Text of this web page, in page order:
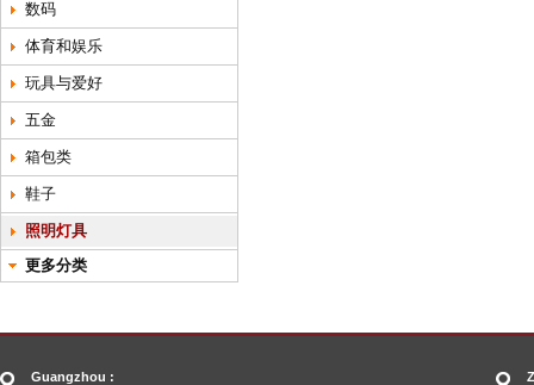
数码
体育和娱乐
玩具与爱好
五金
箱包类
鞋子
照明灯具
更多分类
Guangzhou :